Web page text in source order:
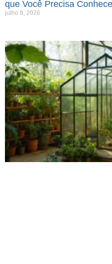
que Você Precisa
julho 8, 2026